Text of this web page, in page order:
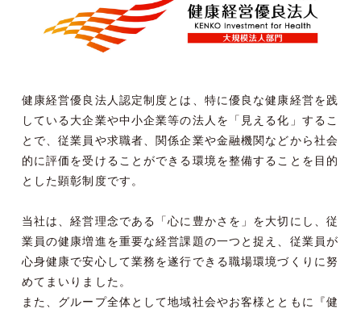
健康経営優良法人認定制度とは、特に優良な健康経営を践
している大企業や中小企業等の法人を「見える化」するこ
とで、従業員や求職者、関係企業や金融機関などから社会
的に評価を受けることができる環境を整備することを目的
とした顕彰制度です。
当社は、経営理念である「心に豊かさを」を大切にし、従
業員の健康増進を重要な経営課題の一つと捉え、従業員が
心身健康で安心して業務を遂行できる職場環境づくりに努
めてまいりました。
また、グループ全体として地域社会やお客様とともに『健